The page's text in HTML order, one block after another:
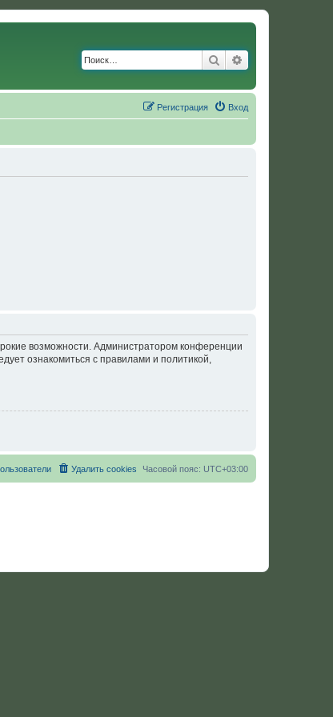
Поиск
Вход
Регистрация
возможности. Администратором конференции
ознакомиться с правилами и политикой,
Часовой пояс: UTC+03:00
Удалить cookies